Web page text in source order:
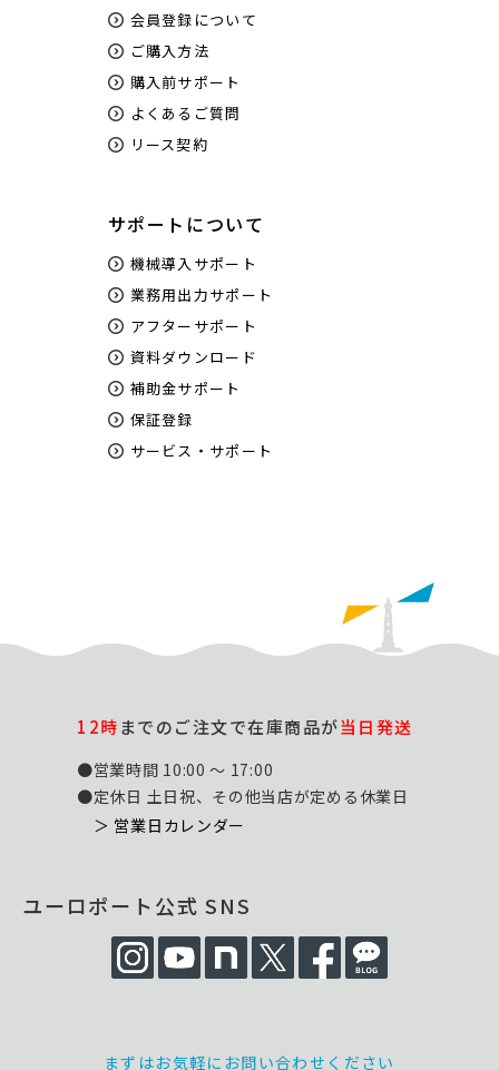
会員登録について
ご購入方法
購入前サポート
よくあるご質問
リース契約
サポートについて
機械導入サポート
業務用出力サポート
アフターサポート
資料ダウンロード
補助金サポート
保証登録
サービス・サポート
12時までのご注文で在庫商品が当日発送
●営業時間 10:00 ～ 17:00
●定休日 土日祝、その他当店が定める休業日
＞ 営業日カレンダー
ユーロポート公式 SNS
まずはお気軽にお問い合わせください